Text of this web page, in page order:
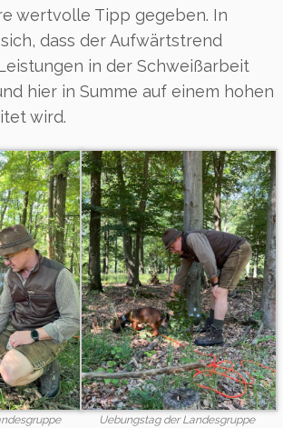
wertvolle Tipp gegeben. In
dass der Aufwärtstrend
in der Schweißarbeit
hier in Summe auf einem hohen
wird.
Uebungstag der Landesgruppe